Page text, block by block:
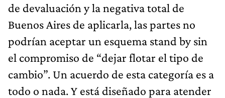
de devaluación y la negativa total de
Buenos Aires de aplicarla, las partes no
podrían aceptar un esquema stand by sin
el compromiso de “dejar flotar el tipo de
cambio”. Un acuerdo de esta categoría es a
todo o nada. Y está diseñado para atender